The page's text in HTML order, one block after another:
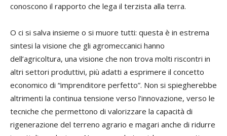
conoscono il rapporto che lega il terzista alla terra.
O ci si salva insieme o si muore tutti: questa è in estrema
sintesi la visione che gli agromeccanici hanno
dell’agricoltura, una visione che non trova molti riscontri in
altri settori produttivi, più adatti a esprimere il concetto
economico di “imprenditore perfetto”. Non si spiegherebbe
altrimenti la continua tensione verso l’innovazione, verso le
tecniche che permettono di valorizzare la capacità di
rigenerazione del terreno agrario e magari anche di ridurre